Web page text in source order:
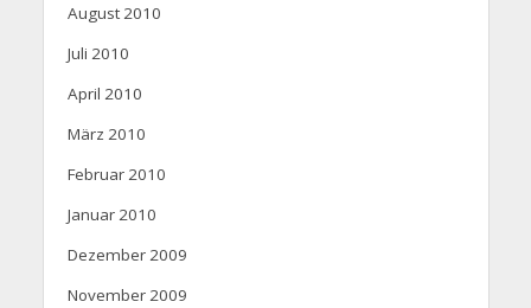
August 2010
Juli 2010
April 2010
März 2010
Februar 2010
Januar 2010
Dezember 2009
November 2009